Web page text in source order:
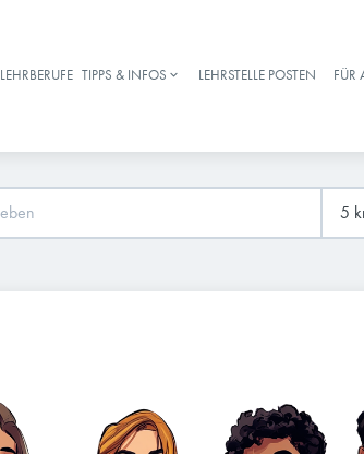
Haupt-Navigation
LEHRBERUFE TIPPS & INFOS LEHRSTELLE POSTEN FÜR